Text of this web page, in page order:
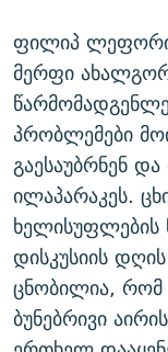
ფილიპ
მერფი
პრობლემები
გაესაუბრნენ და
ილაპარაკეს.
ხელისუფლების
დისკუსიის
ცნობილია, რომ
ბუნებრივი